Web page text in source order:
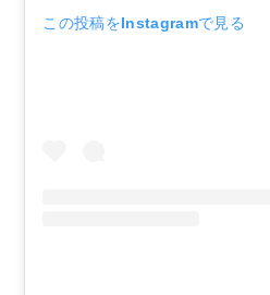
この投稿をInstagramで見る